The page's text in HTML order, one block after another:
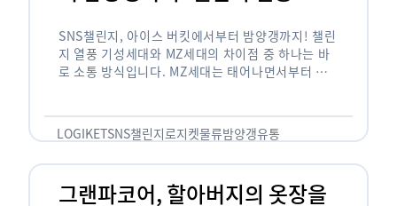
SNS챌린지, 아이스 버킷에서부터 밤양갱까지! 챌린
지 열풍 기성세대와 MZ세대의 차이점 중 하나는 바
로 소통 방식입니다. MZ세대는 태어나면서부터 디
도 능숙한 …
LOGIKETSNS챌린지로지켓물류밤양갱유통
그랜파코어, 할아버지의 옷장을